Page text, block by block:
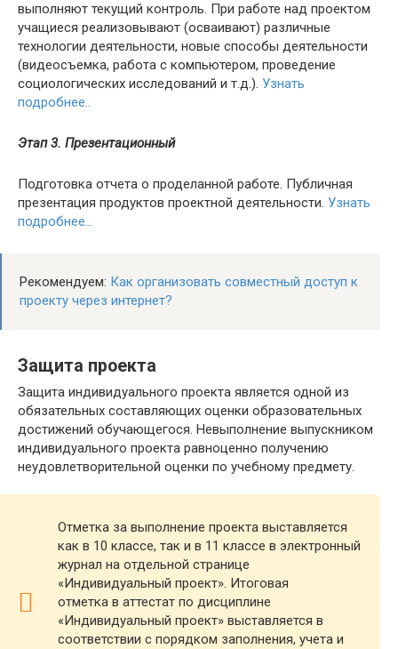
выполняют текущий контроль. При работе над проектом
учащиеся реализовывают (осваивают) различные
технологии деятельности, новые способы деятельности
(видеосъемка, работа с компьютером, проведение
социологических исследований и т.д.). Узнать
подробнее..
Этап 3. Презентационный
Подготовка отчета о проделанной работе. Публичная
презентация продуктов проектной деятельности. Узнать
подробнее…
Рекомендуем: Как организовать совместный доступ к
проекту через интернет?
Защита проекта
Защита индивидуального проекта является одной из
обязательных составляющих оценки образовательных
достижений обучающегося. Невыполнение выпускником
индивидуального проекта равноценно получению
неудовлетворительной оценки по учебному предмету.
Отметка за выполнение проекта выставляется
как в 10 классе, так и в 11 классе в электронный
журнал на отдельной странице
«Индивидуальный проект». Итоговая
отметка в аттестат по дисциплине
«Индивидуальный проект» выставляется в
соответствии с порядком заполнения, учета и